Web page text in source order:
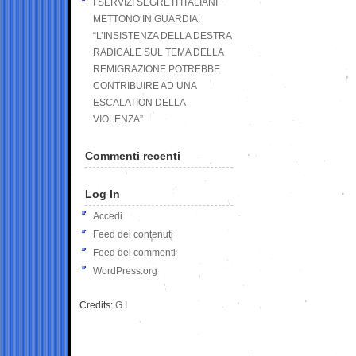
I SERVIZI SEGRETI ITALIANI
METTONO IN GUARDIA:
“L’INSISTENZA DELLA DESTRA
RADICALE SUL TEMA DELLA
REMIGRAZIONE POTREBBE
CONTRIBUIRE AD UNA
ESCALATION DELLA
VIOLENZA”
Commenti recenti
Log In
Accedi
Feed dei contenuti
Feed dei commenti
WordPress.org
Credits: G.I